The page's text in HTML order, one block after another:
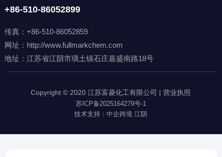
+86-510-86052899
传真：+86-510-86052859
网址： http://www.fullmarkchem.com
地址：江苏省江阴市璜土镇石庄嘉盛南路18号
Copyright © 2020 江苏富菱化工有限公司 | 营业执照
苏ICP备2025164279号-1
技术支持：中企跨境 江阴